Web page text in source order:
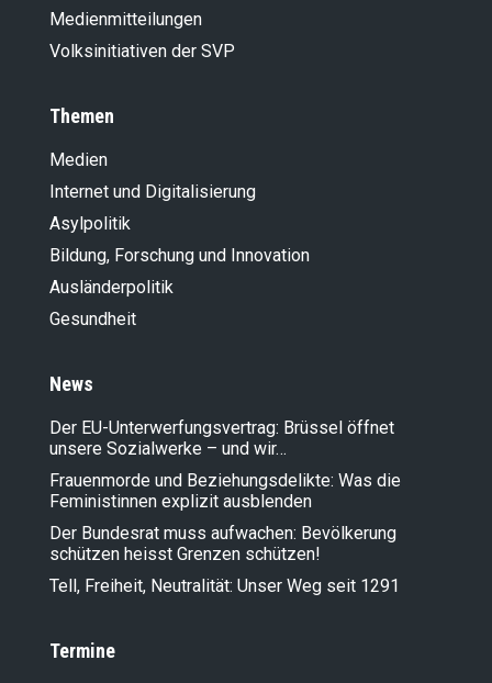
Medienmitteilungen
Volksinitiativen der SVP
Themen
Medien
Internet und Digitalisierung
Asylpolitik
Bildung, Forschung und Innovation
Ausländer­politik
Gesundheit
News
Der EU-Unterwerfungsvertrag: Brüssel öffnet
unsere Sozialwerke – und wir…
Frauenmorde und Beziehungsdelikte: Was die
Feministinnen explizit ausblenden
Der Bundesrat muss aufwachen: Bevölkerung
schützen heisst Grenzen schützen!
Tell, Freiheit, Neutralität: Unser Weg seit 1291
Termine